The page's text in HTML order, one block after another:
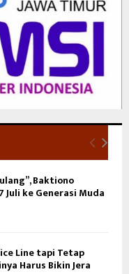
Baktiono
ke Generasi Muda
Line tapi Tetap
Harus Bikin Jera